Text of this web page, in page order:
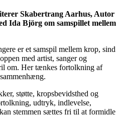
Skabertrang Aarhus, Autor
Ida Björg om samspillet mellem
er et samspil mellem krop, sind
med artist, sanger og
om. Her tænkes fortolkning af
støtte, kropsbevidsthed og
udtryk, indlevelse,
stemmen sættes fri til at formidle